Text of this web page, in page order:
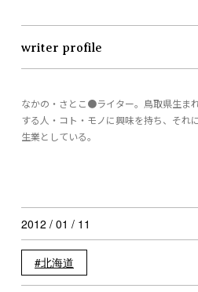
writer profile
なかの・さとこ●ライター。鳥取県生ま
する人・コト・モノに興味を持ち、それ
生業としている。
2012 / 01 / 11
北海道